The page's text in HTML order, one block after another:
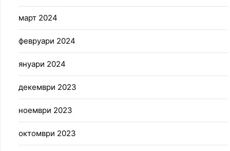
март 2024
февруари 2024
януари 2024
декември 2023
ноември 2023
октомври 2023